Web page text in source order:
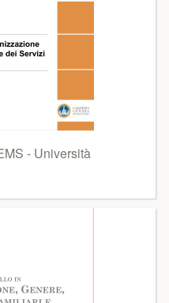
- Università